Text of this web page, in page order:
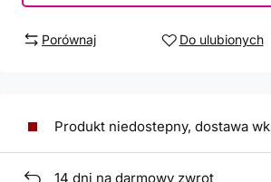
Porównaj Do ulubionych
Produkt niedostepny, dostawa
14 dni na darmowy zwrot